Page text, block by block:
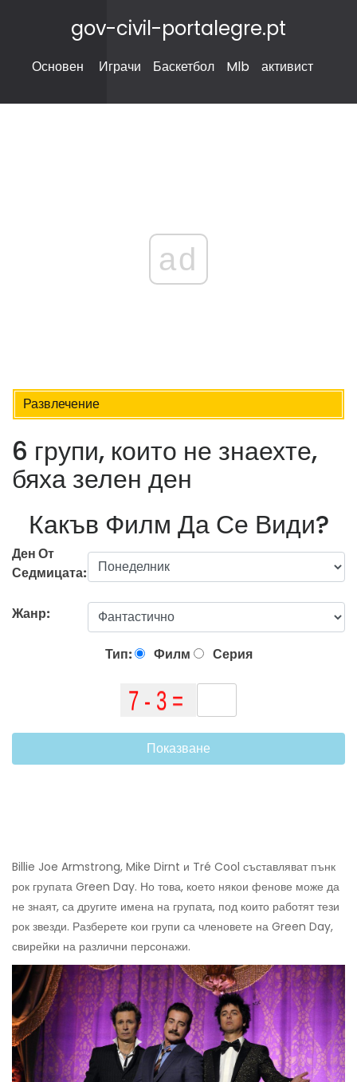
gov-civil-portalegre.pt
Основен Играчи Баскетбол Mlb активист
ad
Развлечение
6 групи, които не знаехте,
бяха зелен ден
Какъв Филм Да Се Види?
Ден От
Седмицата:
Жанр:
Тип: Филм Серия
Показване
Billie Joe Armstrong, Mike Dirnt и Tré Cool съставляват пънк
рок групата Green Day. Но това, което някои фенове може да
не знаят, са другите имена на групата, под които работят тези
рок звезди. Разберете кои групи са членовете на Green Day,
свирейки на различни персонажи.